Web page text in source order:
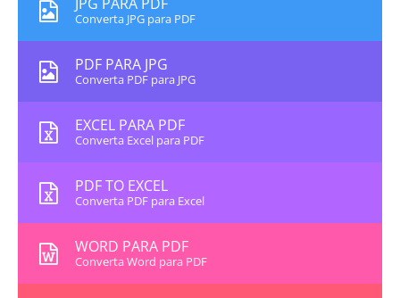
Converta JPG para PDF
PDF PARA JPG
Converta PDF para JPG
EXCEL PARA PDF
Converta Excel para PDF
PDF TO EXCEL
Converta PDF para Excel
WORD PARA PDF
Converta Word para PDF